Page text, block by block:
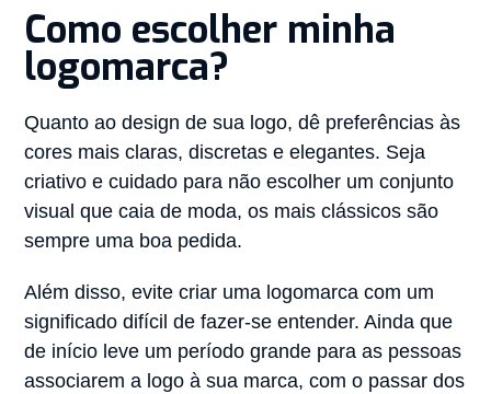
Como escolher minha
logomarca?
Quanto ao design de sua logo, dê preferências às
cores mais claras, discretas e elegantes. Seja
criativo e cuidado para não escolher um conjunto
visual que caia de moda, os mais clássicos são
sempre uma boa pedida.
Além disso, evite criar uma logomarca com um
significado difícil de fazer-se entender. Ainda que
de início leve um período grande para as pessoas
associarem a logo à sua marca, com o passar dos